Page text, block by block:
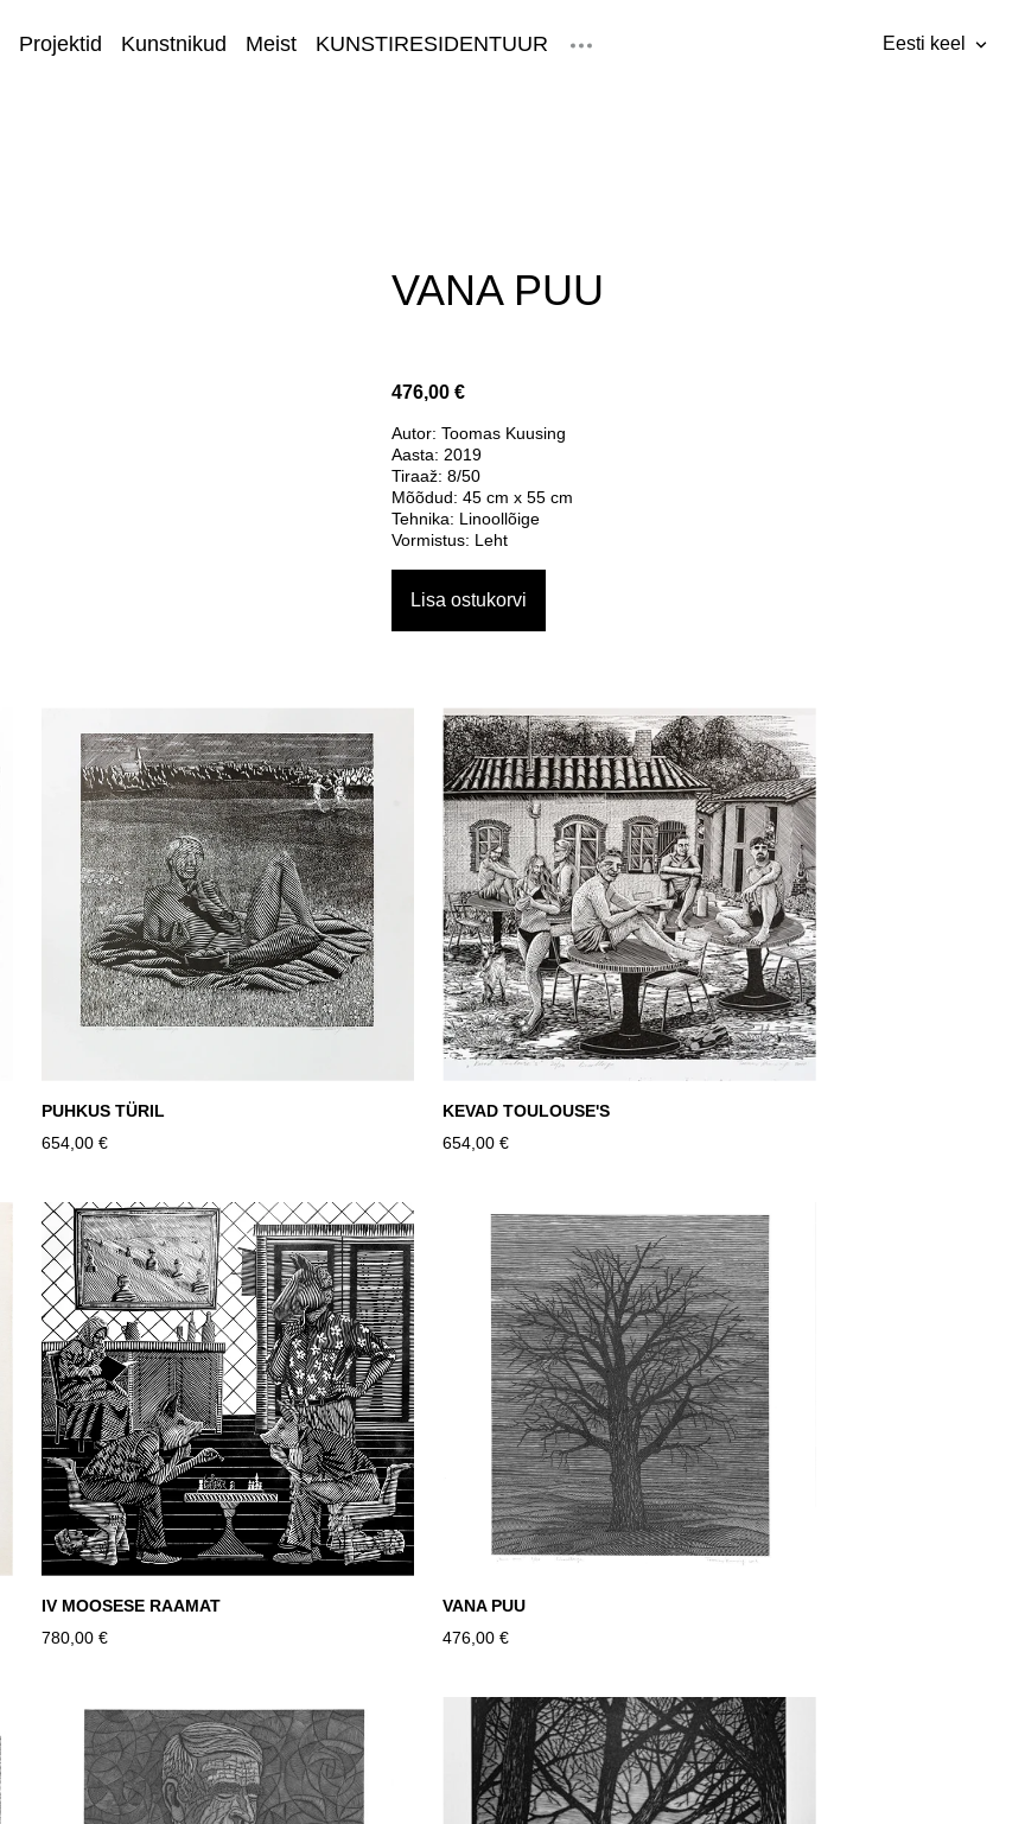
Projektid Kunstnikud Meist KUNSTIRESIDENTUUR Eesti keel
VANA PUU
476,00 €
Autor: Toomas Kuusing
Aasta: 2019
Tiraaž: 8/50
Mõõdud: 45 cm x 55 cm
Tehnika: Linoollõige
Vormistus: Leht
Lisa ostukorvi
PUHKUS TÜRIL
654,00 €
KEVAD TOULOUSE'S
654,00 €
IV MOOSESE RAAMAT
780,00 €
VANA PUU
476,00 €